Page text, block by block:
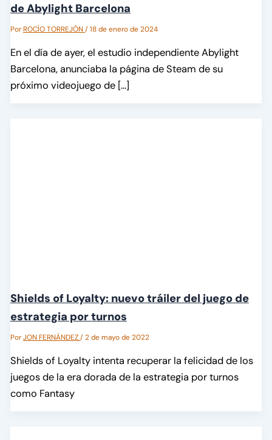
de Abylight Barcelona
PorROCÍO TORREJÓN/18 de enero de 2024
En el día de ayer, el estudio independiente Abylight
Barcelona, anunciaba la página de Steam de su
próximo videojuego de […]
Shields of Loyalty: nuevo tráiler del juego de
estrategia por turnos
PorJON FERNÁNDEZ/2 de mayo de 2022
Shields of Loyalty intenta recuperar la felicidad de los
juegos de la era dorada de la estrategia por turnos
como Fantasy